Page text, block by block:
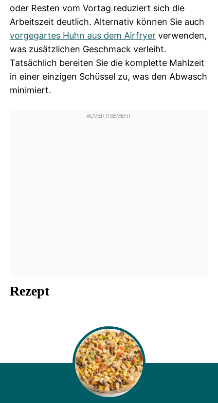
oder Resten vom Vortag reduziert sich die
Arbeitszeit deutlich. Alternativ können Sie auch
vorgegartes Huhn aus dem Airfryer verwenden,
was zusätzlichen Geschmack verleiht.
Tatsächlich bereiten Sie die komplette Mahlzeit
in einer einzigen Schüssel zu, was den Abwasch
minimiert.
Rezept